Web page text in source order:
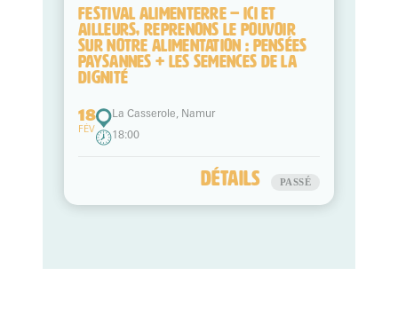
FESTIVAL ALIMENTERRE – ICI ET
AILLEURS, REPRENONS LE POUVOIR
SUR NOTRE ALIMENTATION : PENSÉES
PAYSANNES + LES SEMENCES DE LA
DIGNITÉ
18
FÉV
La Casserole, Namur
18:00
18
FÉV
détails PASSÉ